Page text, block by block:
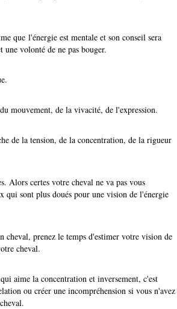
que l'énergie est mentale et son conseil sera
une volonté de ne pas bouger.
mouvement, de la vivacité, de l'expression.
de la tension, de la concentration, de la rigueur
Alors certes votre cheval ne va pas vous
qui sont plus doués pour une vision de l'énergie
prenez le temps d'estimer votre vision de
cheval.
aime la concentration et inversement, c'est
ou créer une incompréhension si vous n'avez